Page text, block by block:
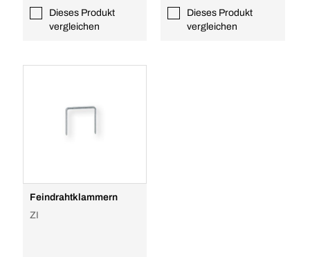
Dieses Produkt
vergleichen
Dieses Produkt
vergleichen
Feindrahtklammern
ZI